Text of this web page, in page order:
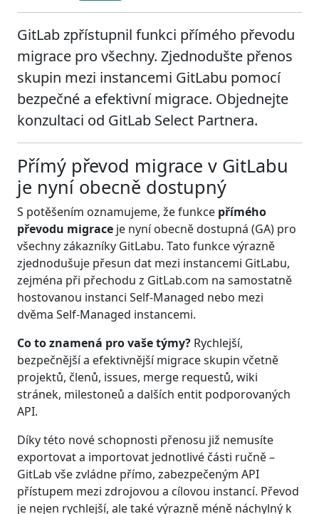
GitLab zpřístupnil funkci přímého převodu
migrace pro všechny. Zjednodušte přenos
skupin mezi instancemi GitLabu pomocí
bezpečné a efektivní migrace. Objednejte
konzultaci od GitLab Select Partnera.
Přímý převod migrace v GitLabu
je nyní obecně dostupný
S potěšením oznamujeme, že funkce přímého
převodu migrace je nyní obecně dostupná (GA) pro
všechny zákazníky GitLabu. Tato funkce výrazně
zjednodušuje přesun dat mezi instancemi GitLabu,
zejména při přechodu z GitLab.com na samostatně
hostovanou instanci Self-Managed nebo mezi
dvěma Self-Managed instancemi.
Co to znamená pro vaše týmy? Rychlejší,
bezpečnější a efektivnější migrace skupin včetně
projektů, členů, issues, merge requestů, wiki
stránek, milestoneů a dalších entit podporovaných
API.
Díky této nové schopnosti přenosu již nemusíte
exportovat a importovat jednotlivé části ručně –
GitLab vše zvládne přímo, zabezpečeným API
přístupem mezi zdrojovou a cílovou instancí. Převod
je nejen rychlejší, ale také výrazně méně náchylný k